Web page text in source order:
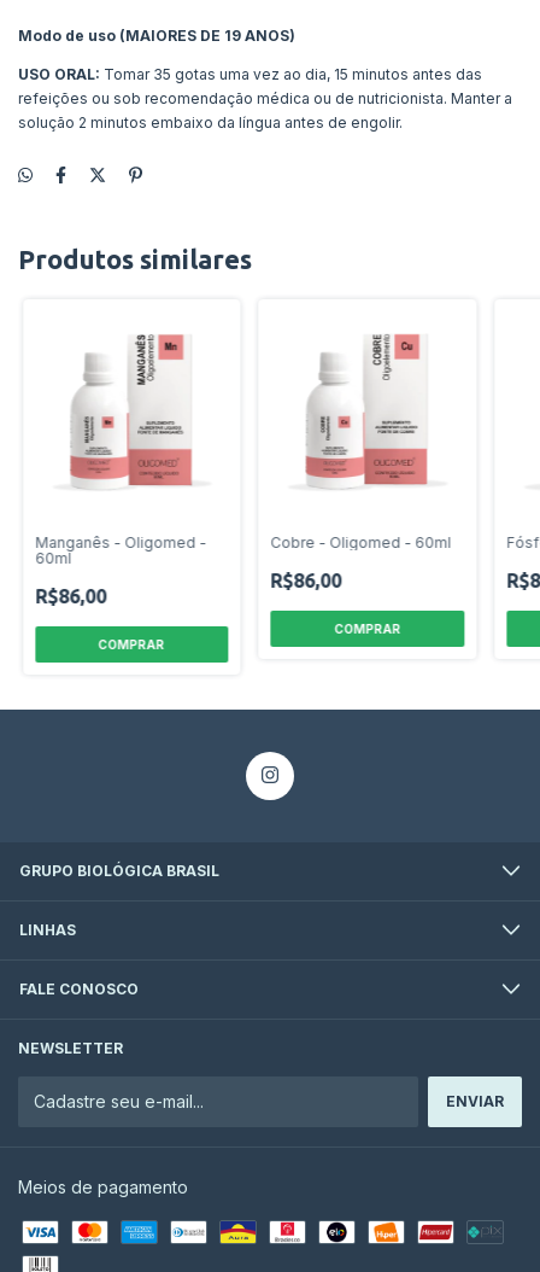
Modo de uso (MAIORES DE 19 ANOS)
USO ORAL: Tomar 35 gotas uma vez ao dia, 15 minutos antes das
refeições ou sob recomendação médica ou de nutricionista. Manter a
solução 2 minutos embaixo da língua antes de engolir.
Produtos similares
Manganês - Oligomed -
60ml
R$86,00
Cobre - Oligomed - 60ml
R$86,00
GRUPO BIOLÓGICA BRASIL
LINHAS
FALE CONOSCO
NEWSLETTER
Meios de pagamento